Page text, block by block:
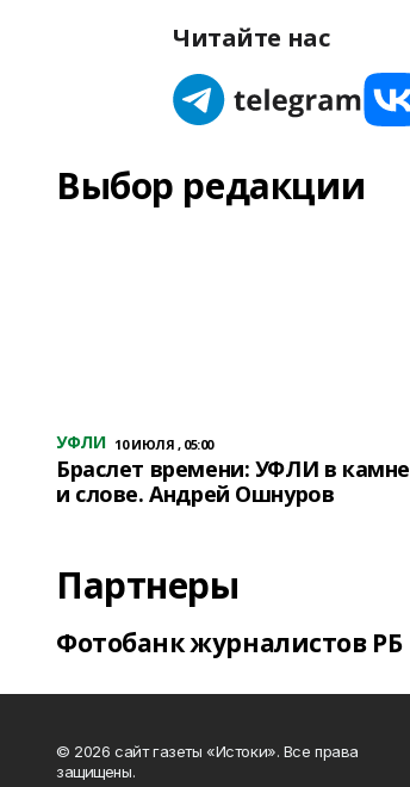
Читайте нас
Выбор редакции
УФЛИ 10 ИЮЛЯ , 05:00
Браслет времени: УФЛИ в камне
и слове. Андрей Ошнуров
Партнеры
Фотобанк журналистов РБ
© 2026 сайт газеты «Истоки». Все права
защищены.